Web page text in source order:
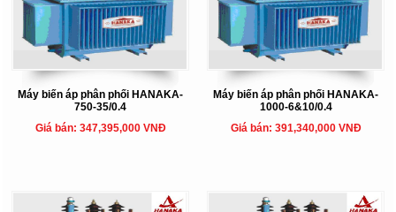
Máy biến áp phân phối HANAKA-
750-35/0.4
Giá bán: 347,395,000 VNĐ
Máy biến áp phân phối HANAKA-
1000-6&10/0.4
Giá bán: 391,340,000 VNĐ